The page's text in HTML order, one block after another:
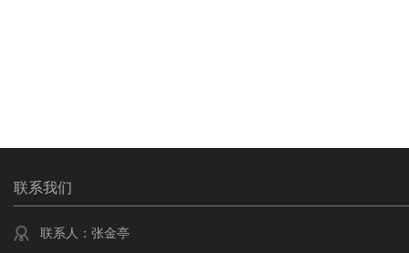
联系我们
联系人：张金亭